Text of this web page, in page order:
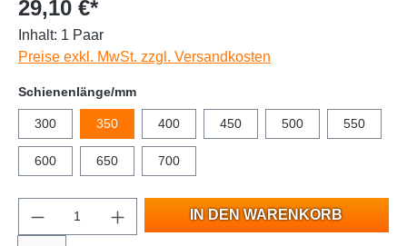
29,10 €*
Inhalt: 1 Paar
Preise exkl. MwSt. zzgl. Versandkosten
Schienenlänge/mm
300 350 400 450 500 550
600 650 700
IN DEN WARENKORB